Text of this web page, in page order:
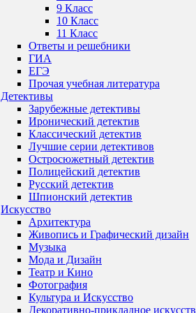
9 Класс
10 Класс
11 Класс
Ответы и решебники
ГИА
ЕГЭ
Прочая учебная литература
Детективы
Зарубежные детективы
Иронический детектив
Классический детектив
Лучшие серии детективов
Остросюжетный детектив
Полицейский детектив
Русский детектив
Шпионский детектив
Искусство
Архитектура
Живопись и Графический дизайн
Музыка
Мода и Дизайн
Театр и Кино
Фотография
Культура и Искусство
Декоративно-прикладное